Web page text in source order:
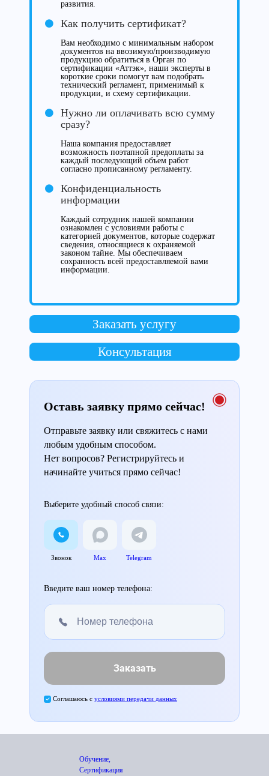
развития.
Как получить сертификат?
Вам необходимо с минимальным набором
документов на ввозимую/производимую
продукцию обратиться в Орган по
сертификации «Аттэк», наши эксперты в
короткие сроки помогут вам подобрать
технический регламент, применимый к
продукции, и схему сертификации.
Нужно ли оплачивать всю сумму
сразу?
Наша компания предоставляет
возможность поэтапной предоплаты за
каждый последующий объем работ
согласно прописанному регламенту.
Конфиденциальность
информации
Каждый сотрудник нашей компании
ознакомлен с условиями работы с
категорией документов, которые содержат
сведения, относящиеся к охраняемой
законом тайне. Мы обеспечиваем
сохранность всей предоставляемой вами
информации.
Заказать услугу
Консультация
Оставь заявку прямо сейчас!
Отправьте заявку или свяжитесь с нами
любым удобным способом.
Нет вопросов? Регистрируйтесь и
начинайте учиться прямо сейчас!
Выберите удобный способ связи:
Звонок Max Telegram
Введите ваш номер телефона:
Заказать
Соглашаюсь с условиями передачи данных
Обучение,
Сертификация